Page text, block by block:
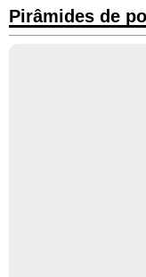
Pirâmides de